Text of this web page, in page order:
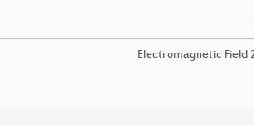
Electromagnetic Field